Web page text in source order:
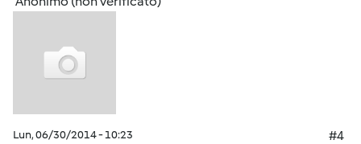
Lun, 06/30/2014 - 10:23
#4